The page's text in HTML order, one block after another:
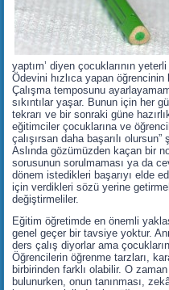
yaptım’ diyen çocuklarının
Ödevini hızlıca yapan
Çalışma temposunu
sıkıntılar yaşar. Bunun için her
tekrarı ve bir sonraki güne
eğitimciler çocuklarına ve
çalışırsan daha başarılı
Aslında gözümüzden kaçan bir
sorusunun sorulmaması ya da
dönem istedikleri başarıyı elde
için verdikleri sözü yerine
değiştirmeliler.
Eğitim öğretimde en önemli
genel geçer bir tavsiye yoktur.
ders çalış diyorlar ama
Öğrencilerin öğrenme tarzları,
birbirinden farklı olabilir. O
bulunurken, onun tanınması,